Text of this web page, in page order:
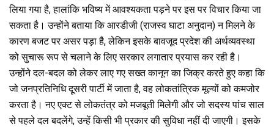
लिया गया है, हालांकि भविष्य में आवश्यकता पड़ने पर इस पर विचार किया जा
सकता है। उन्होंने बताया कि आरडीजी (राजस्व घाटा अनुदान) न मिलने के
कारण बजट पर असर पड़ा है, लेकिन इसके बावजूद प्रदेश की अर्थव्यवस्था
को सुचारू रूप से चलाने के लिए सरकार लगातार प्रयास कर रही है।
उन्होंने दल-बदल को लेकर लाए गए सख्त कानून का जिक्र करते हुए कहा कि
जो जनप्रतिनिधि दूसरी पार्टी में जाता है, वह लोकतांत्रिक मूल्यों को कमजोर
करता है। नए एक्ट से लोकतंत्र को मजबूती मिलेगी और जो सदस्य पांच साल
से पहले दल बदलेंगे, उन्हें किसी भी प्रकार की सुविधा नहीं दी जाएगी। इसके